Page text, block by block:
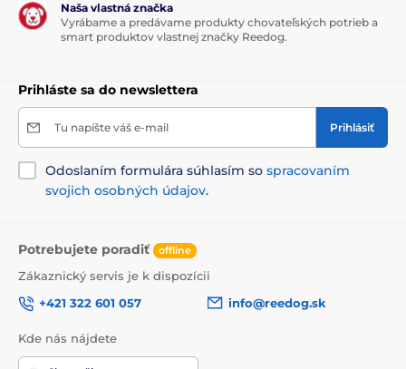
Naša vlastná značka
Vyrábame a predávame produkty chovateľských potrieb a
smart produktov vlastnej značky Reedog.
Prihláste sa do newslettera
Tu napíšte váš e-mail Prihlásiť
Odoslaním formulára súhlasím so spracovaním
svojich osobných údajov.
Potrebujete poradiť offline
Zákaznický servis je k dispozícii
+421 322 601 057
info@reedog.sk
Kde nás nájdete